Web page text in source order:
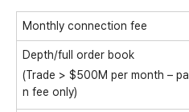
Monthly connection fee
Depth/full order book
(Trade > $500M per month –
n fee only)